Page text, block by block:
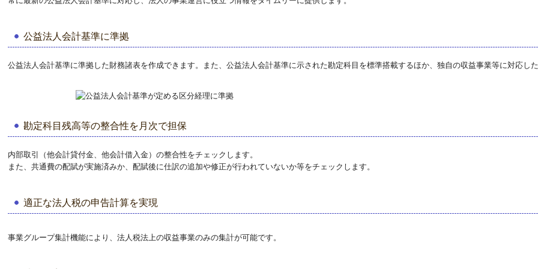
公益法人会計基準に準拠
公益法人会計基準に準拠した財務諸表を作成できます。また、公益法人会計基準に示された勘定科目を標準搭載するほか、独自の収益事業等に対応し
勘定科目残高等の整合性を月次で担保
内部取引（他会計貸付金、他会計借入金）の整合性をチェックします。
また、共通費の配賦が実施済みか、配賦後に仕訳の追加や修正が行われていないか等をチェックします。
適正な法人税の申告計算を実現
事業グループ集計機能により、法人税法上の収益事業のみの集計が可能です。